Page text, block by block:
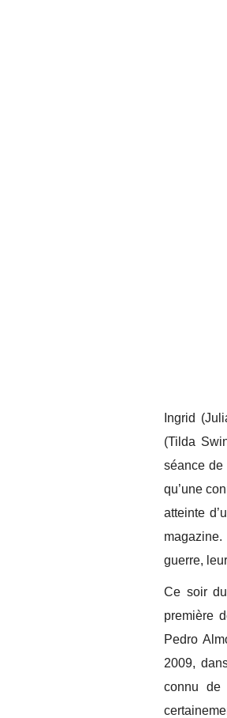
Ingrid
(Tilda
séance de
qu’une
atteinte
guerre,
Ce soir
première
Pedro
2009,
connu de